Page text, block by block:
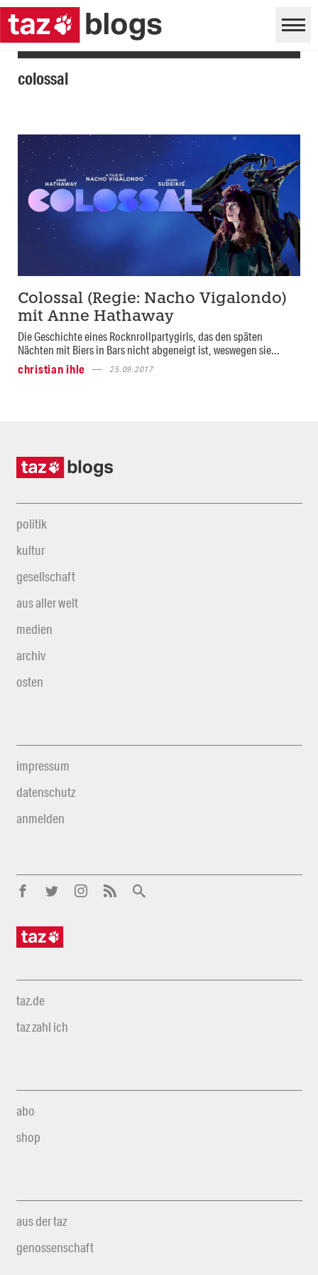
colossal
Colossal (Regie: Nacho Vigalondo)
mit Anne Hathaway
Die Geschichte eines Rocknrollpartygirls, das den späten
Nächten mit Biers in Bars nicht abgeneigt ist, weswegen sie...
christian ihle
25.09.2017
politik
kultur
gesellschaft
aus aller welt
medien
archiv
osten
impressum
datenschutz
anmelden
taz.de
taz zahl ich
abo
shop
aus der taz
genossenschaft